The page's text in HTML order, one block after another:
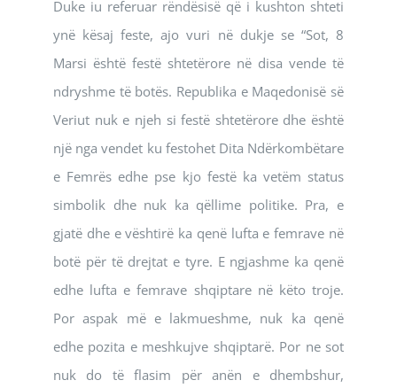
Duke iu referuar rëndësisë që i kushton shteti
ynë kësaj feste, ajo vuri në dukje se “Sot, 8
Marsi është festë shtetërore në disa vende të
ndryshme të botës. Republika e Maqedonisë së
Veriut nuk e njeh si festë shtetërore dhe është
një nga vendet ku festohet Dita Ndërkombëtare
e Femrës edhe pse kjo festë ka vetëm status
simbolik dhe nuk ka qëllime politike. Pra, e
gjatë dhe e vështirë ka qenë lufta e femrave në
botë për të drejtat e tyre. E ngjashme ka qenë
edhe lufta e femrave shqiptare në këto troje.
Por aspak më e lakmueshme, nuk ka qenë
edhe pozita e meshkujve shqiptarë. Por ne sot
nuk do të flasim për anën e dhembshur,